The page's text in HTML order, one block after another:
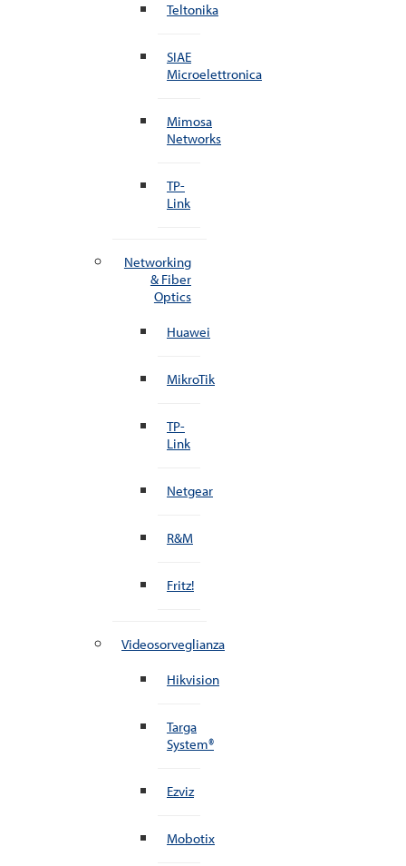
Teltonika
SIAE
Microelettronica
Mimosa
Networks
TP-
Link
Networking
& Fiber
Optics
Huawei
MikroTik
TP-
Link
Netgear
R&M
Fritz!
Videosorveglianza
Hikvision
Targa
System®
Ezviz
Mobotix